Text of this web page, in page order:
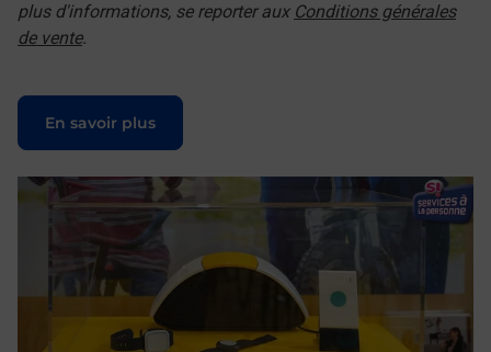
plus d'informations, se reporter aux Conditions générales
de vente.
En savoir plus
Le lien s'ouvre dans un nouvel onglet